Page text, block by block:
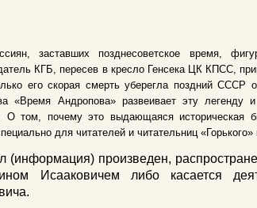
заставших позднесоветское время,
КГБ, пересев в кресло Генсека ЦК КПСС,
его скорая смерть уберегла поздний
«Время Андропова» развеивает эту легенду
О том, почему это выдающаяся историческая
для читателей и читательниц
(информация) произведен,
Исааковичем либо касается